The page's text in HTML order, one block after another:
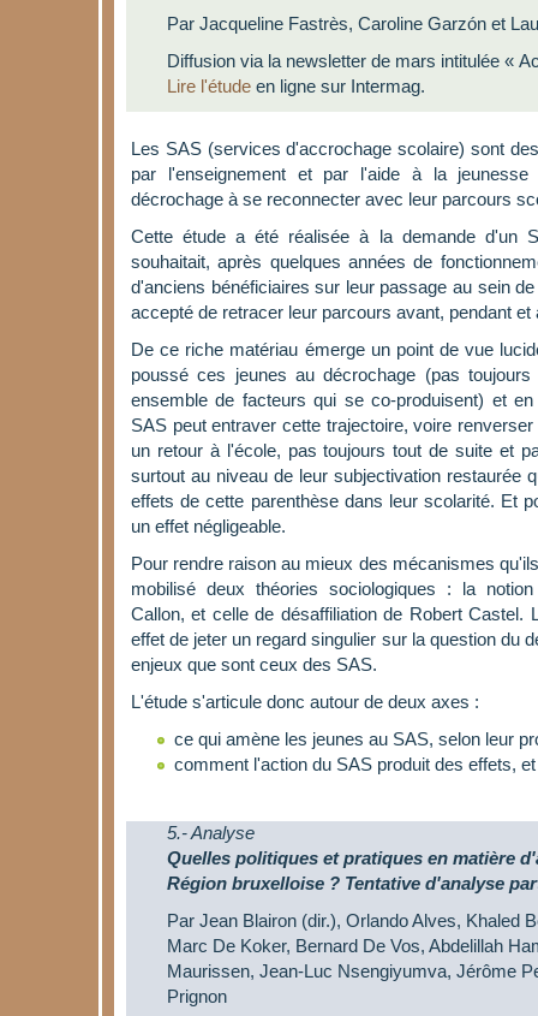
Par Jacqueline Fastrès, Caroline Garzón et
Diffusion via la newsletter de mars intitulée «
Lire l'étude en ligne sur Intermag.
Les SAS (services d'accrochage scolaire) sont
par l'enseignement et par l'aide à la
décrochage à se reconnecter avec leur parcours
Cette étude a été réalisée à la demande d'un
souhaitait, après quelques années de
d'anciens bénéficiaires sur leur passage au sein
accepté de retracer leur parcours avant, pendant et
De ce riche matériau émerge un point de vue
poussé ces jeunes au décrochage (pas
ensemble de facteurs qui se co-produisent) et
SAS peut entraver cette trajectoire, voire
un retour à l'école, pas toujours tout de suite et
surtout au niveau de leur subjectivation restaurée
effets de cette parenthèse dans leur scolarité. Et
un effet négligeable.
Pour rendre raison au mieux des mécanismes
mobilisé deux théories sociologiques : la
Callon, et celle de désaffiliation de Robert Castel.
effet de jeter un regard singulier sur la question du
enjeux que sont ceux des SAS.
L'étude s'articule donc autour de deux axes :
ce qui amène les jeunes au SAS, selon leur
comment l'action du SAS produit des effets,
5.- Analyse
Quelles politiques et pratiques en matière
Région bruxelloise ? Tentative d'analyse
Par Jean Blairon (dir.), Orlando Alves, Khaled
Marc De Koker, Bernard De Vos, Abdelillah
Maurissen, Jean-Luc Nsengiyumva, Jérôme
Prignon